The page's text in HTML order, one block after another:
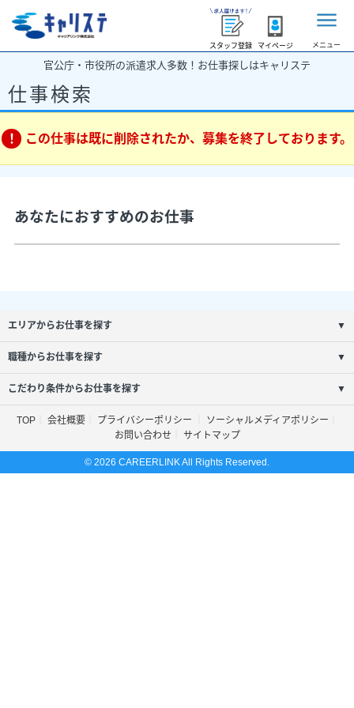
スタッフ登録 マイページ メニュー
官公庁・市役所の派遣求人多数！お仕事探しはキャリステ
仕事検索
この仕事は既に削除されたか、募集を終了しております。
あなたにおすすめのお仕事
エリアからお仕事を探す ▼
職種からお仕事を探す ▼
こだわり条件からお仕事を探す ▼
TOP 会社概要 プライバシーポリシー
ソーシャルメディアポリシー
お問い合わせ
サイトマップ
© 2026 CAREERLINK All Rights Reserved.